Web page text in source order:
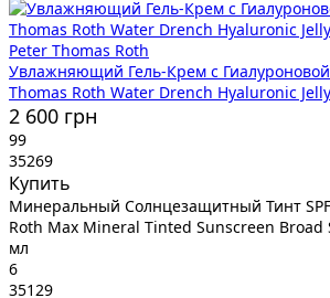
Peter Thomas Roth
Увлажняющий Гель-Крем с
Thomas Roth Water Drench Hyaluronic
2 600 грн
99
35269
Купить
Минеральный Солнцезащитный Тинт
Roth Max Mineral Tinted Sunscreen Broad
мл
6
35129